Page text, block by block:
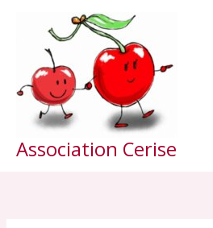
Association Cerise